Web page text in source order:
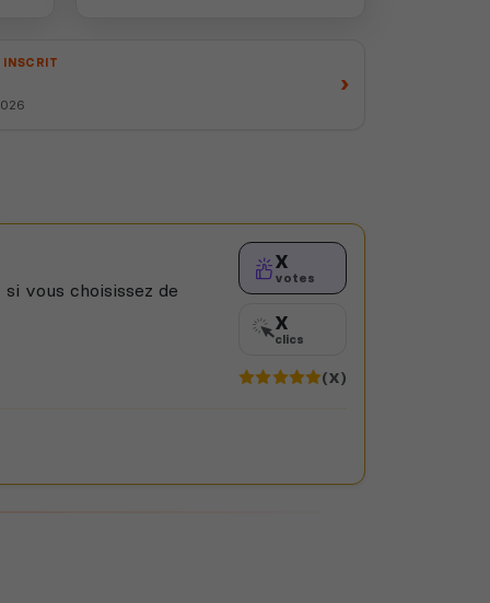
INSCRIT
›
vous choisissez de
X
votes
X
clics
(X)